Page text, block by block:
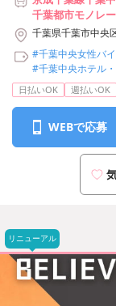
千葉都市モノレ
千葉県千葉市中央
#千葉中央女性バ
#千葉中央ホテル
日払いOK 週払いOK
WEBで応募
リニューアル